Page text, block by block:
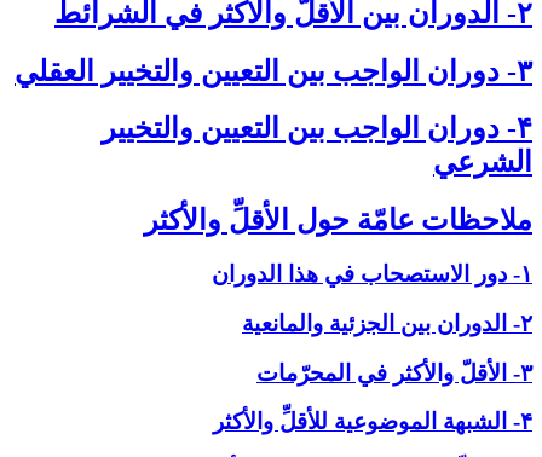
۲- الدوران بين الأقلّ والأكثر في الشرائط
۳- دوران الواجب بين التعيين والتخيير العقلي‏
۴- دوران الواجب بين التعيين والتخيير
الشرعي‏
ملاحظات عامّة حول الأقلِّ والأكثر
۱- دور الاستصحاب في هذا الدوران
۲- الدوران بين الجزئية والمانعية
۳- الأقلّ والأكثر في المحرّمات
۴- الشبهة الموضوعية للأقلِّ والأكثر